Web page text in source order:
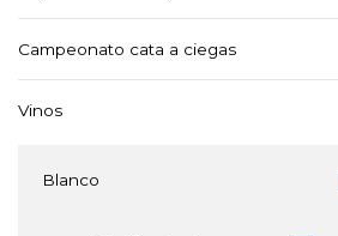
Campeonato cata a ciegas
Vinos
Blanco